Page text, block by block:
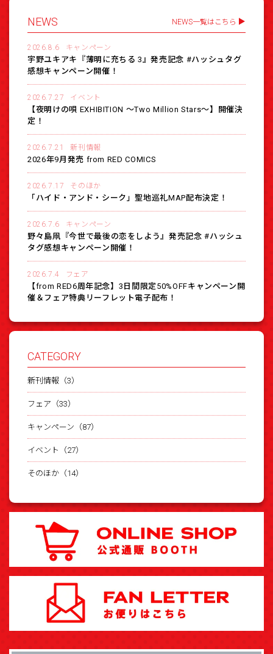
NEWS NEWS一覧はこちら
2026.8.6 キャンペーン
宇野ユキアキ『薄明に充ちる 3』発売記念 #ハッシュタグ
感想キャンペーン開催！
2026.7.27 イベント
【夜明けの唄 EXHIBITION 〜Two Million Stars〜】開催決
定！
2026.7.21 新刊情報
2026年9月発売 from RED COMICS
2026.7.17 そのほか
「ハイド・アンド・シーク」聖地巡礼MAP配布決定！
2026.7.6 キャンペーン
野々島凧『今世で最後の恋をしよう』発売記念 #ハッシュ
タグ感想キャンペーン開催！
2026.7.4 フェア
【from RED6周年記念】3日間限定50%OFFキャンペーン開
催＆フェア特典リーフレット電子配布！
CATEGORY
新刊情報（3）
フェア（33）
キャンペーン（87）
イベント（27）
そのほか（14）